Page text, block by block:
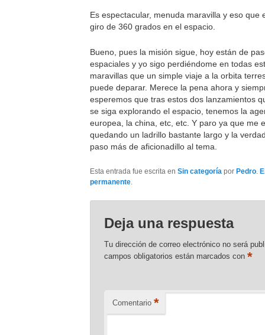
Es espectacular, menuda maravilla y eso que
giro de 360 grados en el espacio.
Bueno, pues la misión sigue, hoy están de
espaciales y yo sigo perdiéndome en todas
maravillas que un simple viaje a la orbita
puede deparar. Merece la pena ahora y
esperemos que tras estos dos lanzamientos
se siga explorando el espacio, tenemos la
europea, la china, etc, etc. Y paro ya que me
quedando un ladrillo bastante largo y la
paso más de aficionadillo al tema.
Esta entrada fue escrita enSin categoría porPedro .
permanente
Deja una respuesta
Tu dirección de correo electrónico no será
campos obligatorios están marcados con*
Comentario *